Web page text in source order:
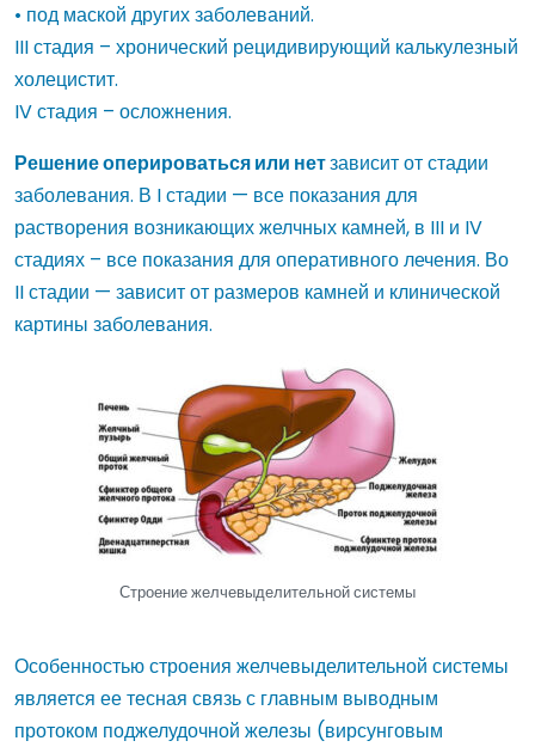
• под маской других заболеваний.
III стадия – хронический рецидивирующий калькулезный
холецистит.
IV стадия – осложнения.
Решение оперироваться или нетзависит от стадии
заболевания. В I стадии — все показания для
растворения возникающих желчных камней, в III и IV
стадиях – все показания для оперативного лечения. Во
II стадии — зависит от размеров камней и клинической
картины заболевания.
Строение желчевыделительной системы
Особенностью строения желчевыделительной системы
является ее тесная связь с главным выводным
протоком поджелудочной железы (вирсунговым